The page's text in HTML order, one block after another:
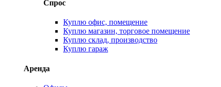
Спрос
Куплю офис, помещение
Куплю магазин, торговое помещение
Куплю склад, производство
Куплю гараж
Аренда